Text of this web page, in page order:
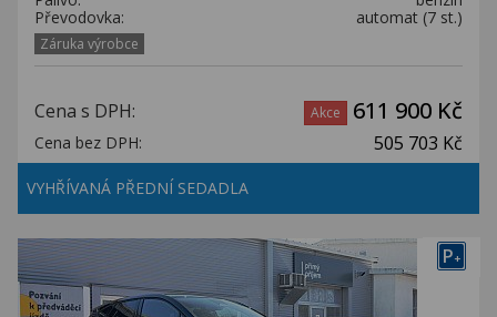
Převodovka:
automat (7 st.)
Záruka výrobce
Cena s DPH: Akce 611 900 Kč
Cena bez DPH: 505 703 Kč
VYHŘÍVANÁ PŘEDNÍ SEDADLA
P+